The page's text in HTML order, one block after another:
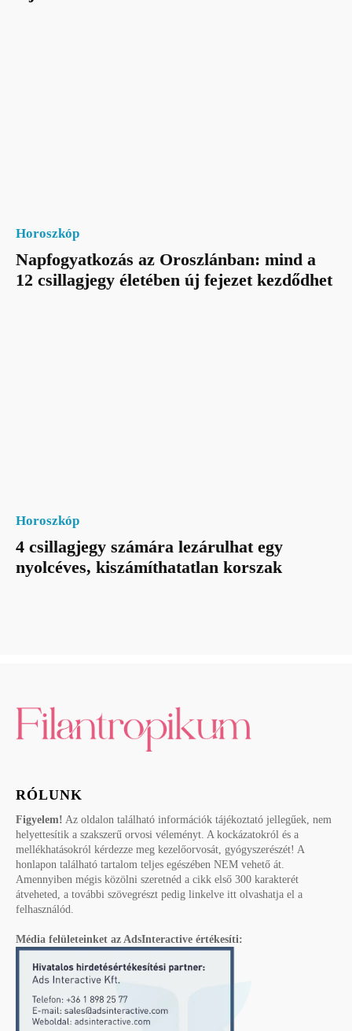
Horoszkóp
Napfogyatkozás az Oroszlánban: mind a
12 csillagjegy életében új fejezet kezdődhet
Horoszkóp
4 csillagjegy számára lezárulhat egy
nyolcéves, kiszámíthatatlan korszak
RÓLUNK
Figyelem! Az oldalon található információk tájékoztató jellegűek, nem
helyettesítik a szakszerű orvosi véleményt. A kockázatokról és a
mellékhatásokról kérdezze meg kezelőorvosát, gyógyszerészét! A
honlapon található tartalom teljes egészében NEM vehető át.
Amennyiben mégis közölni szeretnéd a cikk első 300 karakterét
átveheted, a további szövegrészt pedig linkelve itt olvashatja el a
felhasználód.
Média felületeinket az AdsInteractive értékesíti: